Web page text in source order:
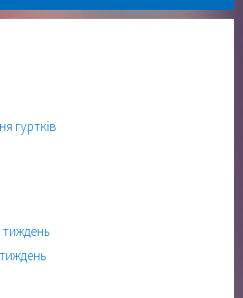
гуртків
тиждень